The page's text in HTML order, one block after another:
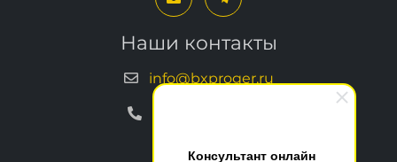
Консультант онлайн
Наши контакты